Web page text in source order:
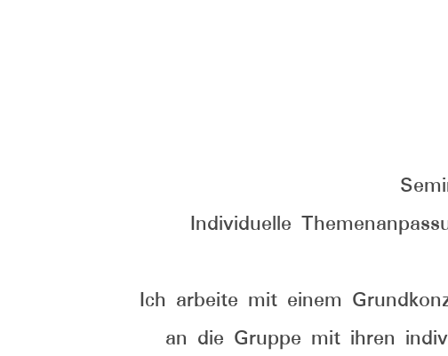
Individuelle
Ich arbeite mit einem
an die Gruppe mit ihren